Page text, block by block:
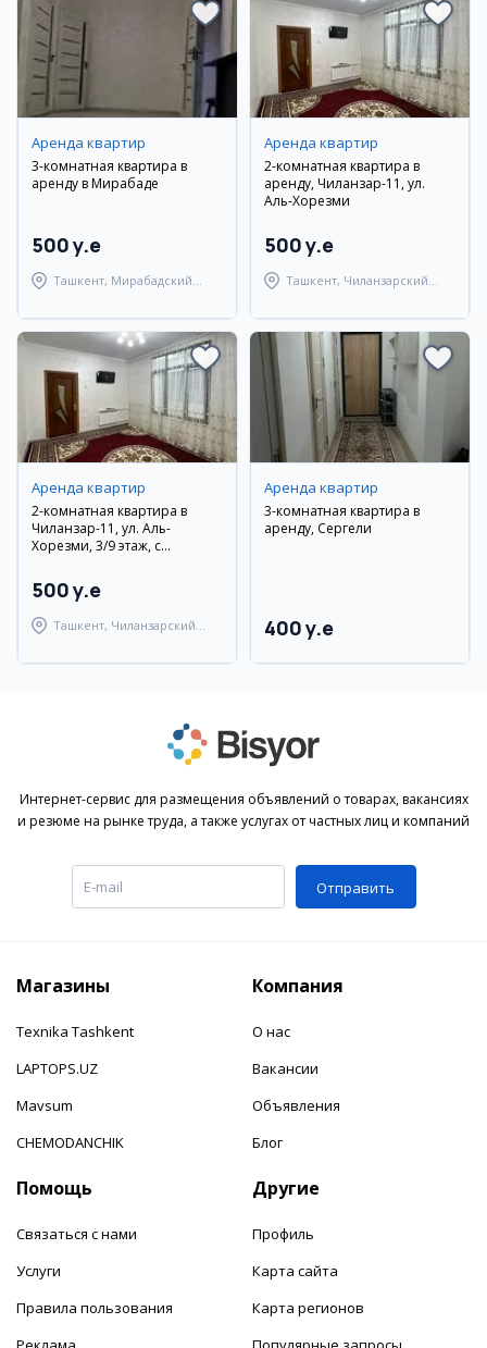
Аренда квартир
3-комнатная квартира в
аренду в Мирабаде
500 y.e
Ташкент, Мирабадский
Аренда квартир
2-комнатная квартира в
аренду, Чиланзар-11, ул.
Аль-Хорезми
500 y.e
Ташкент, Чиланзарский
Аренда квартир
2-комнатная квартира в
Чиланзар-11, ул. Аль-
Хорезми, 3/9 этаж, с
500 y.e
Ташкент, Чиланзарский
Аренда квартир
3-комнатная квартира в
аренду, Сергели
400 y.e
Интернет-сервис для размещения объявлений о товарах, вакансиях
и резюме на рынке труда, а также услугах от частных лиц и компаний
Отправить
Магазины
Texnika Tashkent
LAPTOPS.UZ
Mavsum
CHEMODANCHIK
Компания
О нас
Вакансии
Объявления
Блог
Помощь
Связаться с нами
Услуги
Правила пользования
Другие
Профиль
Карта сайта
Карта регионов